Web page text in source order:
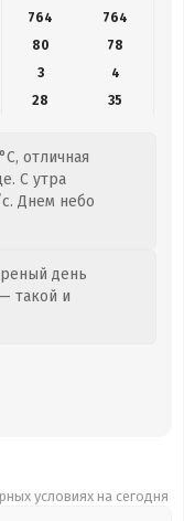
764 764
80 78
3
4
28 35
отличная
С утра
Днем небо
день
такой и
условиях на сегодня